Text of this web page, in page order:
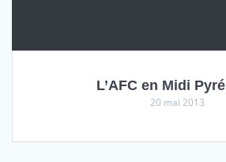
L’AFC en Midi
20 mai 2013